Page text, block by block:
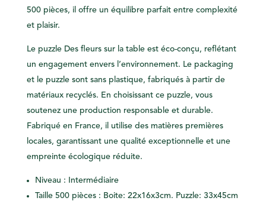
500 pièces, il offre un équilibre parfait entre complexité
et plaisir.
Le puzzle Des fleurs sur la table est éco-conçu, reflétant
un engagement envers l’environnement. Le packaging
et le puzzle sont sans plastique, fabriqués à partir de
matériaux recyclés. En choisissant ce puzzle, vous
soutenez une production responsable et durable.
Fabriqué en France, il utilise des matières premières
locales, garantissant une qualité exceptionnelle et une
empreinte écologique réduite.
Niveau : Intermédiaire
Taille 500 pièces : Boite: 22x16x3cm. Puzzle: 33x45cm